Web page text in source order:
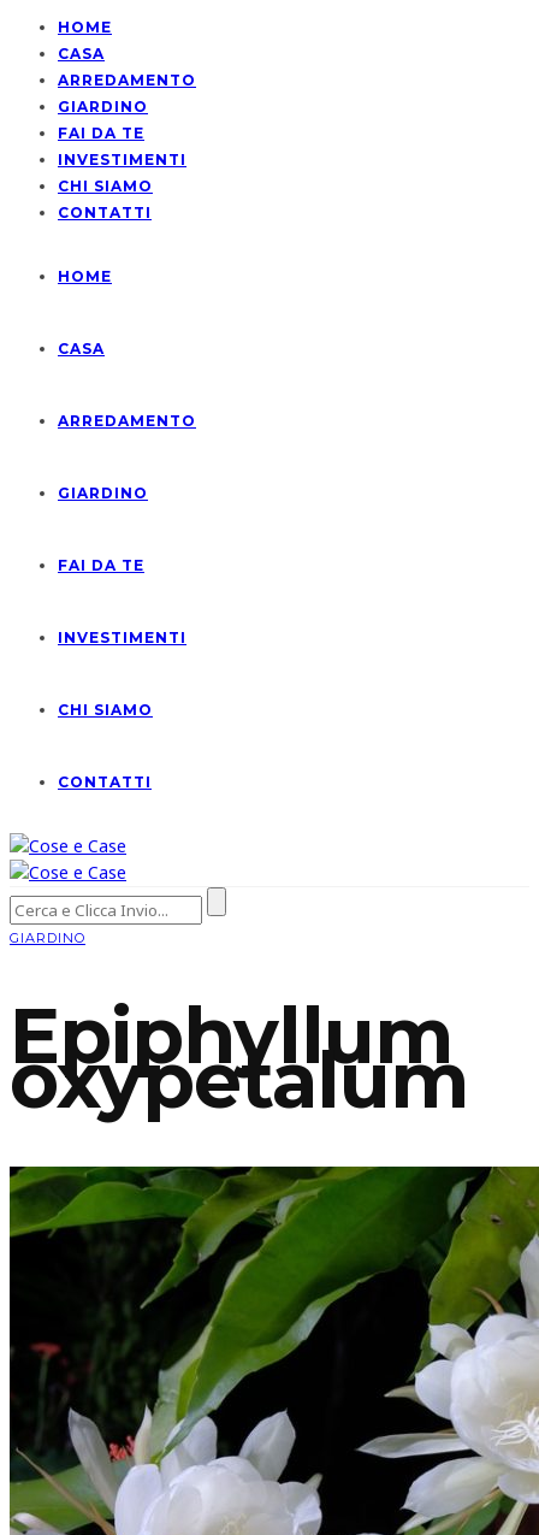
HOME
CASA
ARREDAMENTO
GIARDINO
FAI DA TE
INVESTIMENTI
CHI SIAMO
CONTATTI
HOME
CASA
ARREDAMENTO
GIARDINO
FAI DA TE
INVESTIMENTI
CHI SIAMO
CONTATTI
GIARDINO
Epiphyllum
oxypetalum